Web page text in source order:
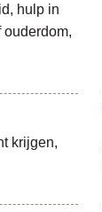
hulp in
krijgen,